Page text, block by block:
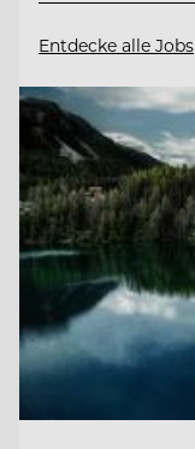
Entdecke alle Jobs